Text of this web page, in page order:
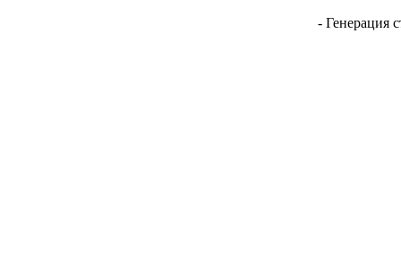
- Генерация